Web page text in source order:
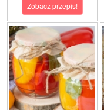
Zobacz przepis!